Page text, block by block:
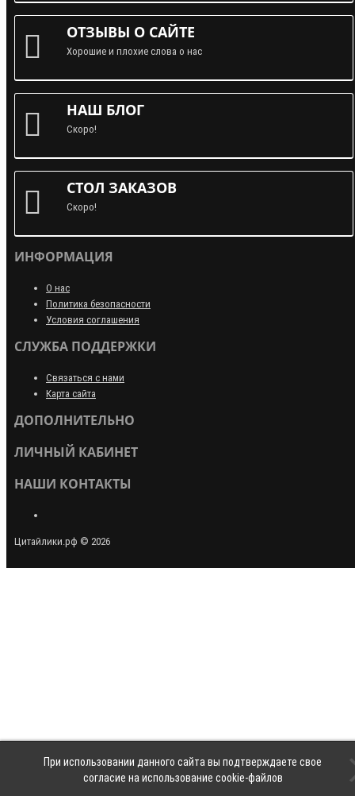
При использовании данного сайта вы подтверждаете свое
согласие на использование cookie-файлов
ОТЗЫВЫ О САЙТЕ
Хорошие и плохие слова о нас
НАШ БЛОГ
Скоро!
СТОЛ ЗАКАЗОВ
Скоро!
ИНФОРМАЦИЯ
О нас
Политика безопасности
Условия соглашения
СЛУЖБА ПОДДЕРЖКИ
Связаться с нами
Карта сайта
ДОПОЛНИТЕЛЬНО
ЛИЧНЫЙ КАБИНЕТ
НАШИ КОНТАКТЫ
Цитайлики.рф © 2026